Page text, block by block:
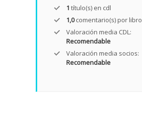
1 título(s) en cdl
1,0comentario(s) por libro
Valoración media CDL:
Recomendable
Valoración media socios:
Recomendable